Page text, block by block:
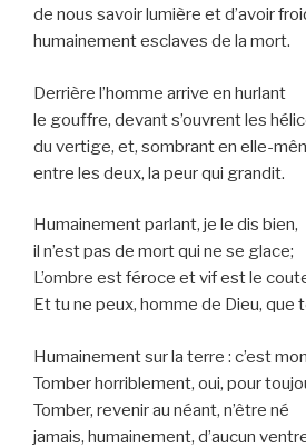
de nous savoir lumière et d’avoir
humainement esclaves de la mort.
Derrière l’homme arrive en hurlant
le gouffre, devant s’ouvrent les
du vertige, et, sombrant en elle-
entre les deux, la peur qui grandit.
Humainement parlant, je le dis bien,
il n’est pas de mort qui ne se glace;
L’ombre est féroce et vif est le
Et tu ne peux, homme de Dieu, que
Humainement sur la terre : c’est
Tomber horriblement, oui, pour
Tomber, revenir au néant, n’être né
jamais, humainement, d’aucun